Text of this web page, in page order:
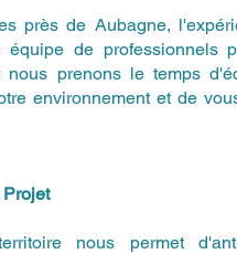
près de Aubagne,
de professionnels
prenons le temps
environnement et de
Projet
nous permet